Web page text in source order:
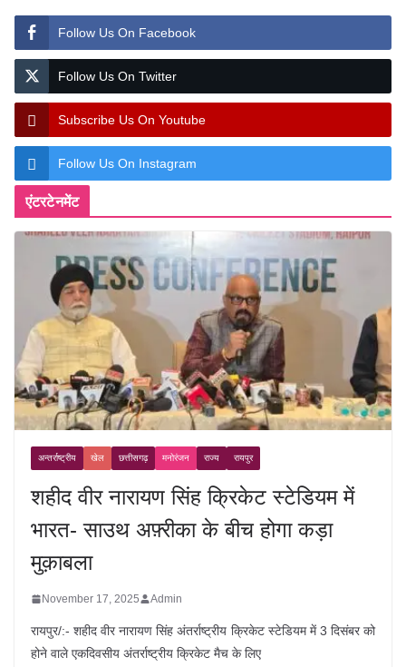
Follow Us On Facebook
Follow Us On Twitter
Subscribe Us On Youtube
Follow Us On Instagram
एंटरटेनमेंट
अन्तर्राष्ट्रीय खेल छत्तीसगढ़ मनोरंजन राज्य रायपुर
शहीद वीर नारायण सिंह क्रिकेट स्टेडियम में
भारत- साउथ अफ़्रीका के बीच होगा कड़ा
मुक़ाबला
November 17, 2025 Admin
रायपुर/:- शहीद वीर नारायण सिंह अंतर्राष्ट्रीय क्रिकेट स्टेडियम में 3 दिसंबर को
होने वाले एकदिवसीय अंतर्राष्ट्रीय क्रिकेट मैच के लिए